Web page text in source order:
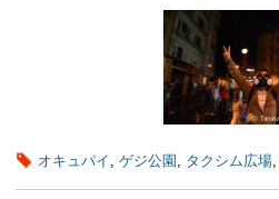
オキュパイ , ゲジ公園 , タクシム広場,